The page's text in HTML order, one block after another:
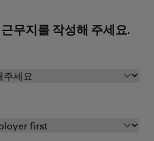
무지를 작성해 주세요.